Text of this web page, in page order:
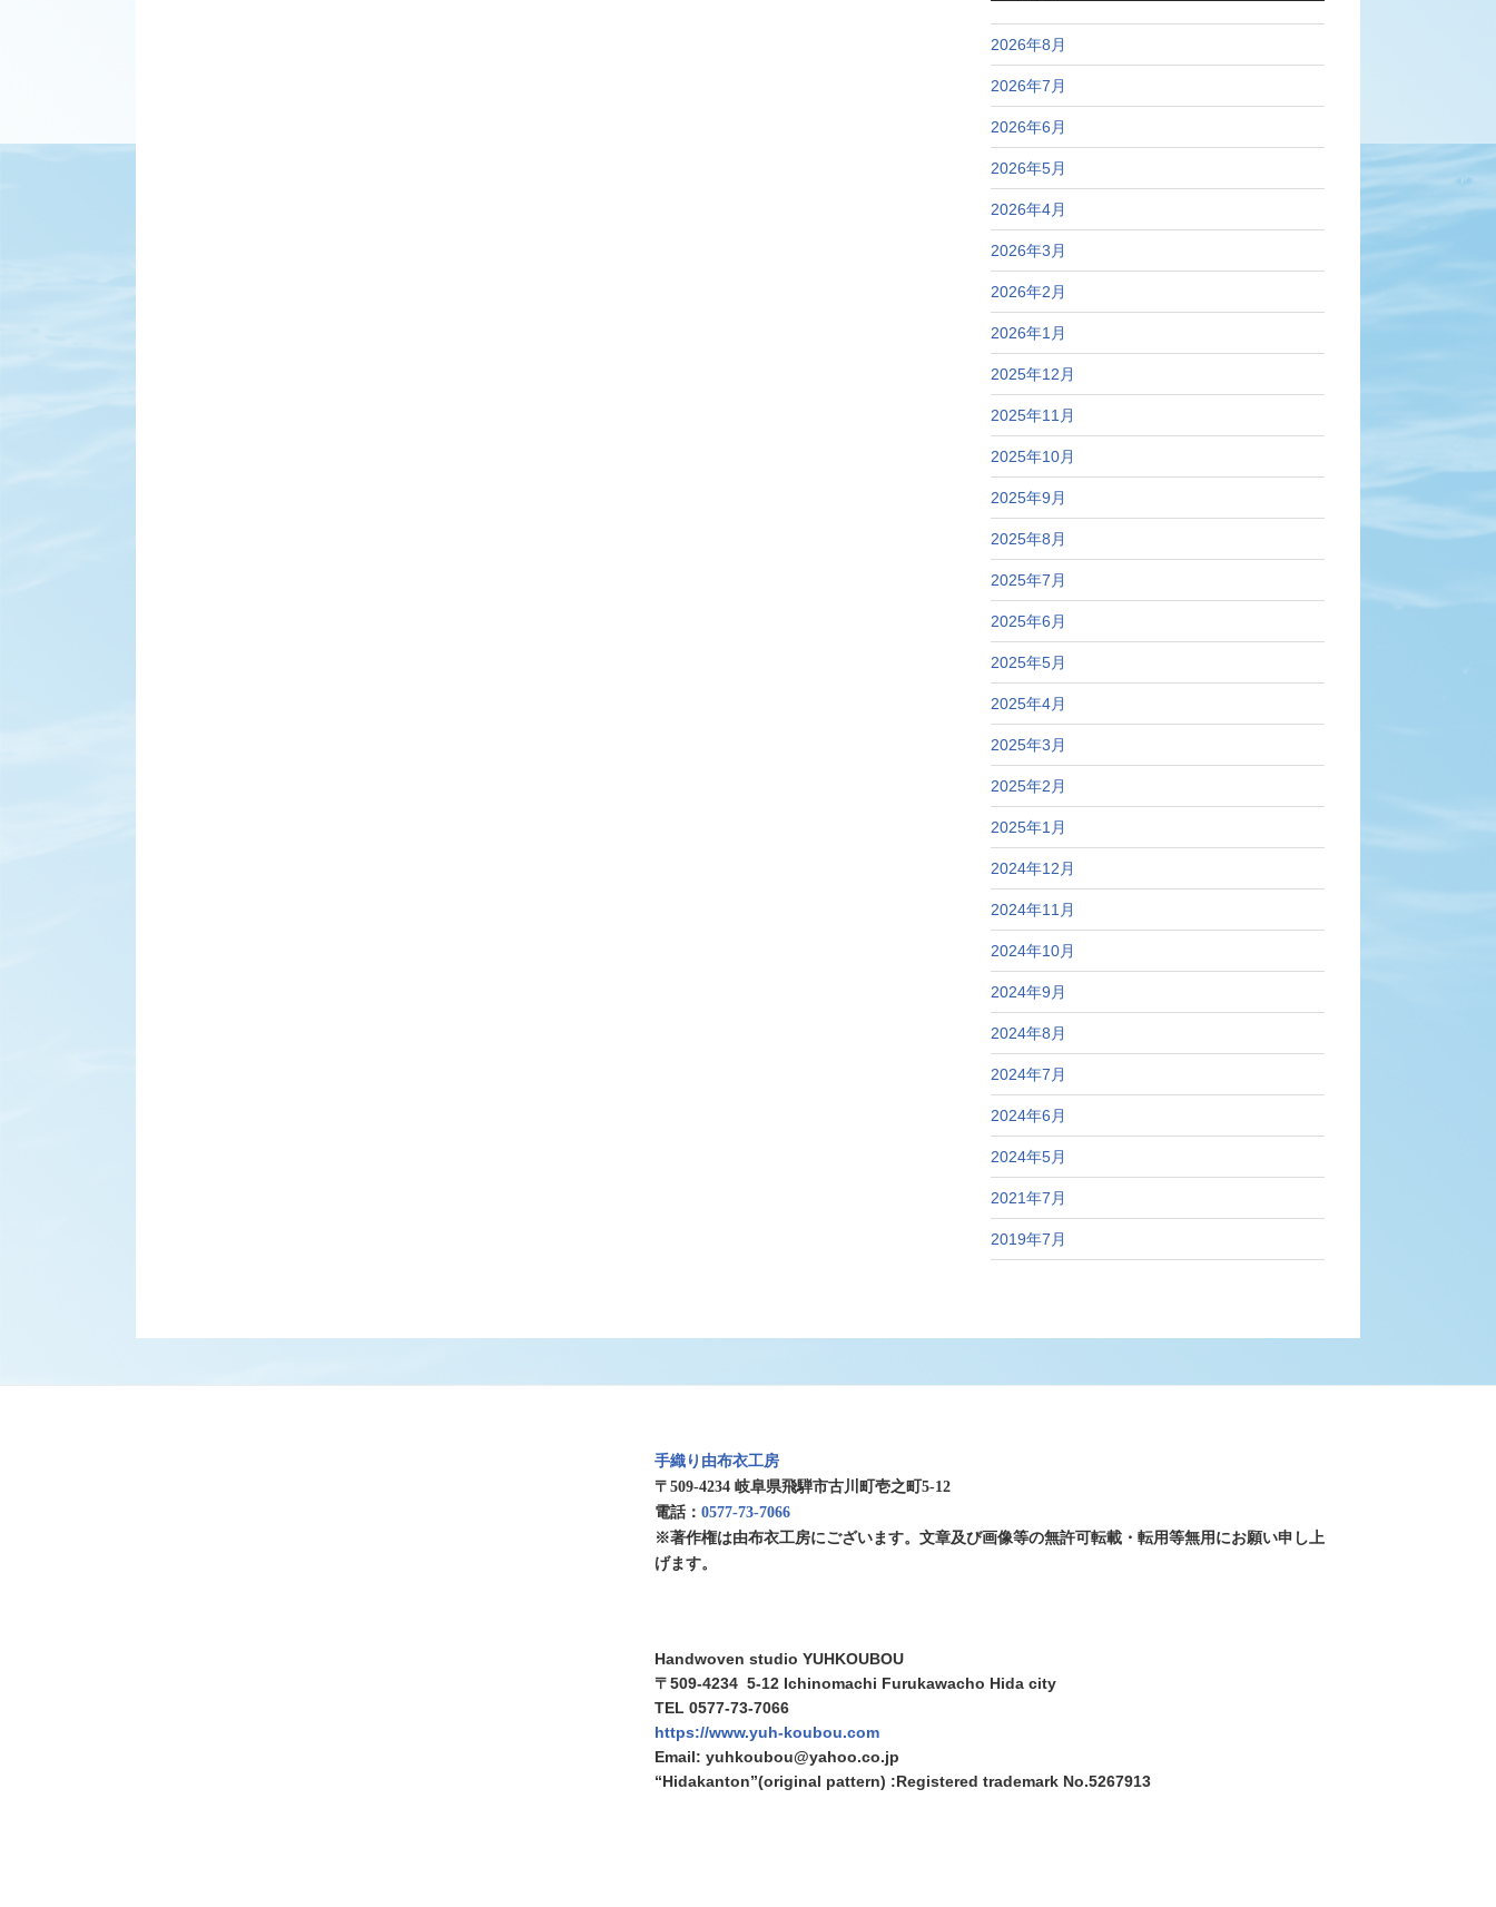
2026年8月
2026年7月
2026年6月
2026年5月
2026年4月
2026年3月
2026年2月
2026年1月
2025年12月
2025年11月
2025年10月
2025年9月
2025年8月
2025年7月
2025年6月
2025年5月
2025年4月
2025年3月
2025年2月
2025年1月
2024年12月
2024年11月
2024年10月
2024年9月
2024年8月
2024年7月
2024年6月
2024年5月
2021年7月
2019年7月
手織り由布衣工房
〒509-4234 岐阜県飛騨市古川町壱之町5-12
電話：0577-73-7066
※著作権は由布衣工房にございます。文章及び画像等の無許可転載・転用等無用にお願い申し上
げます。
Handwoven studio YUHKOUBOU
〒509-4234 5-12 Ichinomachi Furukawacho Hida city
TEL 0577-73-7066
https://www.yuh-koubou.com
Email: yuhkoubou@yahoo.co.jp
“Hidakanton”(original pattern) :Registered trademark No.5267913